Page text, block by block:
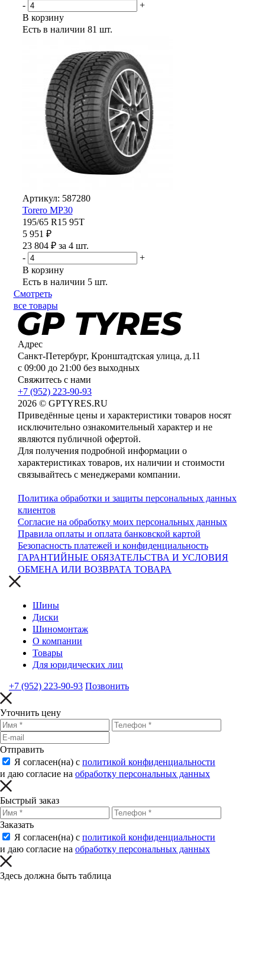
-
+
В корзину
Есть в наличии 81 шт.
Артикул: 587280
Torero MP30
195/65 R15 95T
5 951 ₽
23 804 ₽ за 4 шт.
-
+
В корзину
Есть в наличии 5 шт.
Смотреть
все товары
Адрес
Санкт-Петербург, Кронштадтская улица, д.11
с 09:00 до 21:00 без выходных
Свяжитесь с нами
+7 (952) 223-90-93
2026 © GPTYRES.RU
Приведённые цены и характеристики товаров носят
исключительно ознакомительный характер и не
являются публичной офертой.
Для получения подробной информации о
характеристиках товаров, их наличии и стоимости
связывайтесь с менеджерами компании.
Политика обработки и защиты персональных данных
клиентов
Согласие на обработку моих персональных данных
Правила оплаты и оплата банковской картой
Безопасность платежей и конфиденциальность
ГАРАНТИЙНЫЕ ОБЯЗАТЕЛЬСТВА И УСЛОВИЯ
ОБМЕНА ИЛИ ВОЗВРАТА ТОВАРА
Шины
Диски
Шиномонтаж
О компании
Товары
Для юридических лиц
+7 (952) 223-90-93 Позвонить
Уточнить цену
Отправить
Я согласен(на) с политикой конфиденциальности
и даю согласие на обработку персональных данных
Быстрый заказ
Заказать
Я согласен(на) с политикой конфиденциальности
и даю согласие на обработку персональных данных
Здесь должна быть таблица